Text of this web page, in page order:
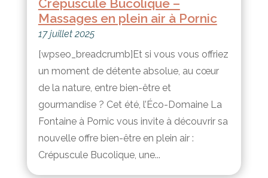
Crépuscule Bucolique –
Massages en plein air à Pornic
17 juillet 2025
[wpseo_breadcrumb]Et si vous vous offriez
un moment de détente absolue, au cœur
de la nature, entre bien-être et
gourmandise ? Cet été, l’Éco-Domaine La
Fontaine à Pornic vous invite à découvrir sa
nouvelle offre bien-être en plein air :
Crépuscule Bucolique, une...